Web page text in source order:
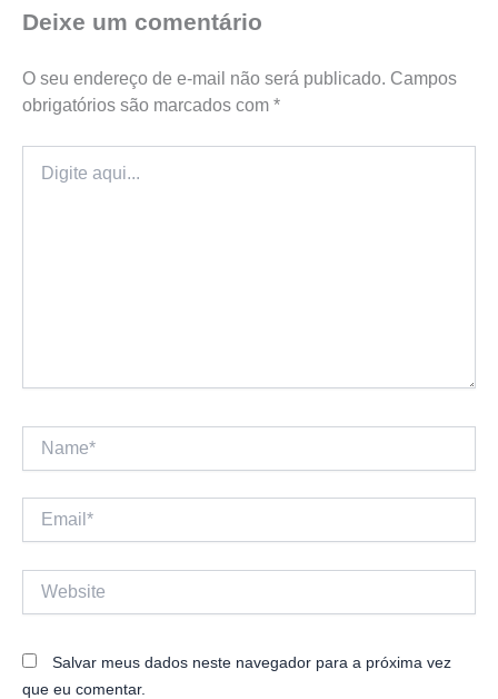
Deixe um comentário
O seu endereço de e-mail não será publicado. Campos
obrigatórios são marcados com *
aqui...
Email*
Salvar meus dados neste navegador para a próxima vez
que eu comentar.